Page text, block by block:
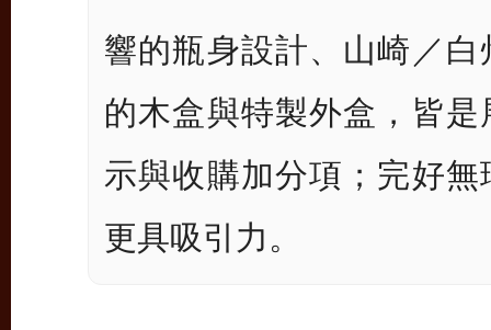
響的瓶身設計、山崎／白
的木盒與特製外盒，皆是
示與收購加分項；完好無
更具吸引力。